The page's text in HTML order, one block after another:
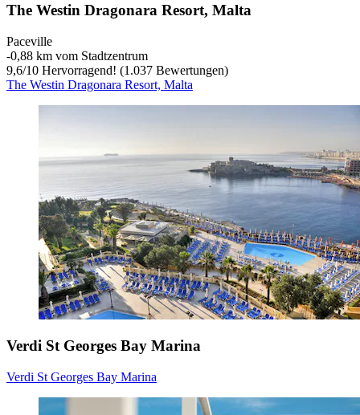
The Westin Dragonara Resort, Malta
Paceville
‐0,88 km vom Stadtzentrum
9,6/10 Hervorragend! (1.037 Bewertungen)
The Westin Dragonara Resort, Malta
Verdi St Georges Bay Marina
Verdi St Georges Bay Marina